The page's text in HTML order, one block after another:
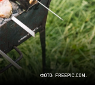
ФОТО: FREEPIC.COM.